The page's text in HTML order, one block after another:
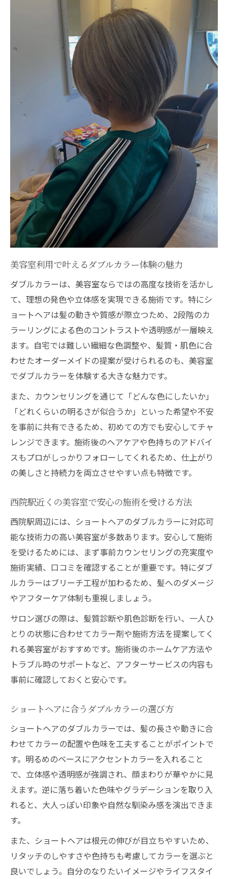
ショートヘアに適した美容室の選び方ガイ
発色重視の方へ美容室でできるケアの工夫
美容室で相談できるショートの色味提案術
西院駅周辺の美容室で最新トレンドを叶え
ダブルカラーに挑戦したい女性必見のコツ
美容室で失敗しないダブルカラーの相談法
ショートヘアに映えるダブルカラーの秘訣
美容室で押さえたいダブルカラー施術の流
れ
ダブルカラー初心者が知るべき注意点
美容室で理想の色味を伝えるポイント
美容室で相談したいショートの色持ち対策
美容室でできるショートヘアの色持ち対策
ダブルカラー後の色持ちを左右するポイン
美容室おすすめの色持ち向上ケア法とは
ショートヘアのカラーを長持ちさせる美容
室選び
ダブルカラーの色落ちを防ぐための美容室
相談
髪に優しいダブルカラー施術の秘訣を解説
美容室で受ける髪に優しいダブルカラー施
術
ショートヘアのための低ダメージ施術法を
紹介
美容室で実現するダメージレスなカラー選
び
す
ダブルカラー施術時の髪を守るポイント
ブリーチなしの仕上がりも魅力的な理由
美容室で叶うブリーチなしダブルカラーの
魅力
ショートヘアにおすすめなナチュラルな発
美容室で相談できる明るさと色味のバラン
ス
ダブルカラー初心者に人気のブリーチなし
施術
ク
美容室利用で叶えるダブルカラー体験の魅力
ダブルカラーは、美容室ならではの高度な技術を活かし
て、理想の発色や立体感を実現できる施術です。特にシ
ョートヘアは髪の動きや質感が際立つため、2段階のカ
ラーリングによる色のコントラストや透明感が一層映え
ます。自宅では難しい繊細な色調整や、髪質・肌色に合
わせたオーダーメイドの提案が受けられるのも、美容室
でダブルカラーを体験する大きな魅力です。
また、カウンセリングを通じて「どんな色にしたいか」
「どれくらいの明るさが似合うか」といった希望や不安
を事前に共有できるため、初めての方でも安心してチャ
レンジできます。施術後のヘアケアや色持ちのアドバイ
スもプロがしっかりフォローしてくれるため、仕上がり
の美しさと持続力を両立させやすい点も特徴です。
西院駅近くの美容室で安心の施術を受ける方法
西院駅周辺には、ショートヘアのダブルカラーに対応可
能な技術力の高い美容室が多数あります。安心して施術
を受けるためには、まず事前カウンセリングの充実度や
施術実績、口コミを確認することが重要です。特にダブ
ルカラーはブリーチ工程が加わるため、髪へのダメージ
やアフターケア体制も重視しましょう。
サロン選びの際は、髪質診断や肌色診断を行い、一人ひ
とりの状態に合わせてカラー剤や施術方法を提案してく
れる美容室がおすすめです。施術後のホームケア方法や
トラブル時のサポートなど、アフターサービスの内容も
事前に確認しておくと安心です。
ショートヘアに合うダブルカラーの選び方
ショートヘアのダブルカラーでは、髪の長さや動きに合
わせてカラーの配置や色味を工夫することがポイントで
す。明るめのベースにアクセントカラーを入れること
で、立体感や透明感が強調され、顔まわりが華やかに見
えます。逆に落ち着いた色味やグラデーションを取り入
れると、大人っぽい印象や自然な馴染み感を演出できま
す。
また、ショートヘアは根元の伸びが目立ちやすいため、
リタッチのしやすさや色持ちも考慮してカラーを選ぶと
良いでしょう。自分のなりたいイメージやライフスタイ